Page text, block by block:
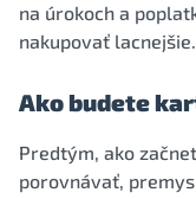
na úrokoch a
nakupovať
Ako budete
Predtým, ako
porovnávať,